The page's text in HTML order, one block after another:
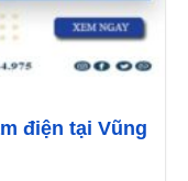
điện tại Vũng